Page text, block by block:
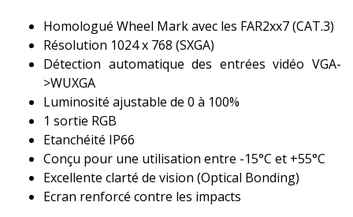
Homologué Wheel Mark avec les FAR2xx7 (CAT.3)
Résolution 1024 x 768 (SXGA)
Détection automatique des entrées vidéo VGA-
>WUXGA
Luminosité ajustable de 0 à 100%
1 sortie RGB
Etanchéité IP66
Conçu pour une utilisation entre -15°C et +55°C
Excellente clarté de vision (Optical Bonding)
Ecran renforcé contre les impacts